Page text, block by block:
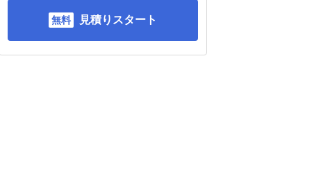
見積りスタート